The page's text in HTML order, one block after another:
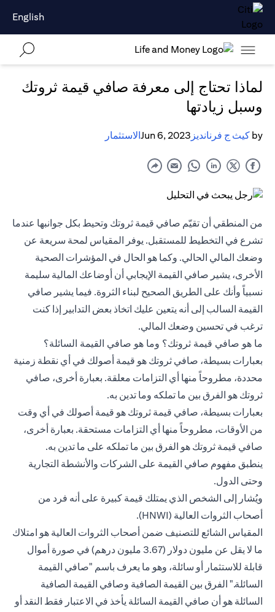
English
لماذا تحتاج إلى معرفة صافي قيمة ثروتك
وسبل زيادتها
by كيث ج فرنانديز Jun 6, 2023الاستثمار
من المنطقي أن تقيّم صافي قيمة ثروتك وتحيط بكل جوانبها عندما
تشرع في التخطيط للمستقبل. يوفر المقياس لمحة سريعة عن
وضعك المالي الحالي. وكما هو الحال في المؤشرات الصحية
الأخرى، يشير صافي القيمة الإيجابي أن أوضاعك المالية سليمة
نسبياً وأنك على الطريق الصحيح لبناء الثروة. فيما يشير صافي
القيمة السالب إلى أنه يتعين عليك اتخاذ بعض التدابير إذا كنت
ترغب في تحسين وضعك المالي.
ما هو صافي قيمة ثروتك؟ وما هو صافي القيمة السائلة؟
بعبارات بسيطة، صافي ثروتك هو قيمة أصولك في أي نقطة زمنية
محددة، مطروحاً منها أي التزامات معلقة. بعبارة أخرى، صافي
ثروتك هو الفرق بين ما تملكه وما تدين به.
بعبارات بسيطة، صافي قيمة ثروتك هو قيمة أصولك في أي وقت
من الأوقات، مطروحاً منها أي التزامات مستحقة. بعبارة أخرى،
صافي قيمة ثروتك هو الفرق بين ما تملكه على ما تدين به.
ينطبق مفهوم صافي القيمة على الشركات والأنشطة التجارية
وحتى الدول.
ويُشار إلى الشخص الذي يمتلك قيمة كبيرة على أنه فرد من
أصحاب الثروات العالية (HNWI).
المقياس الشائع للتصنيف ضمن أصحاب الثروات العالية هو امتلاك
ما لا يقل عن مليون دولار (3.67 مليون درهم) في صورة أموال
قابلة للاستثمار أو سائلة، وهو ما يعرف باسم "صافي القيمة
السائلة." الفرق بين القيمة الصافية وصافي القيمة الصافية
السائلة هو أن صافي القيمة السائلة يأخذ في الاعتبار فقط النقد أو